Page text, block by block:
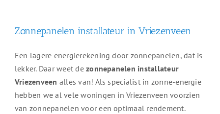
Zonnepanelen installateur in Vriezenveen
Een lagere energierekening door zonnepanelen, dat is
lekker. Daar weet dezonnepanelen installateur
Vriezenveen alles van! Als specialist in zonne-energie
hebben we al vele woningen in Vriezenveen voorzien
van zonnepanelen voor een optimaal rendement.